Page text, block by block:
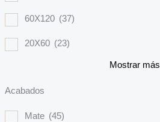
60X120 (37)
20X60 (23)
Mostrar más
Acabados
Mate (45)